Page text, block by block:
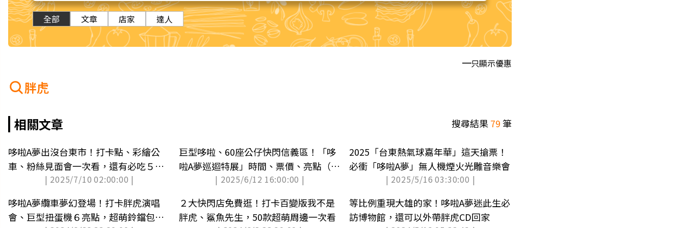
全部 文章 店家 達人
只顯示優惠
胖虎
相關文章 搜尋結果79筆
哆啦A夢出沒台東市！打卡點、彩繪公
車、粉絲見面會一次看，還有必吃５美
食（中獎公布）| 2025/7/10 02:00:00 |
巨型哆啦、60座公仔快閃信義區！「哆
啦A夢巡迴特展」時間、票價、亮點（中
| 2025/6/12 16:00:00 |
2025「台東熱氣球嘉年華」這天搶票！
必衝「哆啦A夢」無人機煙火光雕音樂會
| 2025/5/16 03:30:00 |
哆啦A夢纜車夢幻登場！打卡胖虎演唱
會、巨型扭蛋機６亮點，超萌鈴鐺包必
２大快閃店免費逛！打卡百變版我不是
胖虎、鯊魚先生，50款超萌周邊一次看
等比例重現大雄的家！哆啦A夢迷此生必
訪博物館，還可以外帶胖虎CD回家